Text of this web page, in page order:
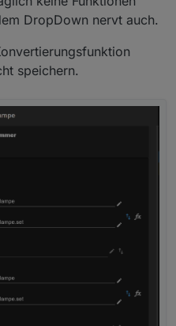
DropDown nervt auch.
speichern.